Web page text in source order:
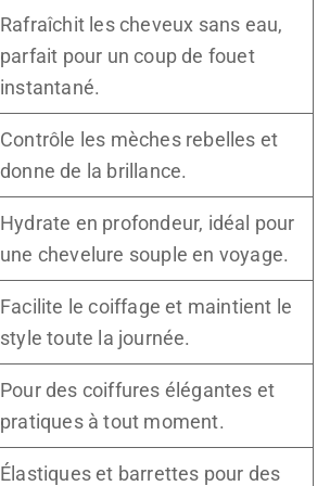
Rafraîchit les cheveux sans eau,
parfait pour un coup de fouet
instantané.
Contrôle les mèches rebelles et
donne de la brillance.
Hydrate en profondeur, idéal pour
une chevelure souple en voyage.
Facilite le coiffage et maintient le
style toute la journée.
Pour des coiffures élégantes et
pratiques à tout moment.
Élastiques et barrettes pour des